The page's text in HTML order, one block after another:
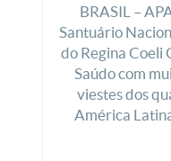
BRASIL –
Santuário
do Regina Coeli
Saúdo com
viestes dos
América